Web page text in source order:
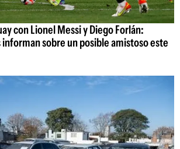
con Lionel Messi y Diego Forlán:
sobre un posible amistoso este